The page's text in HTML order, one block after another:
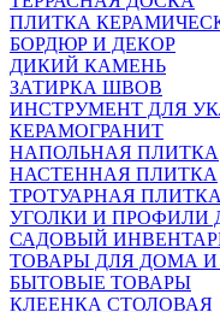
ПЛИТКА
БОРДЮР И ДЕКОР
ДИКИЙ КАМЕНЬ
ЗАТИРКА ШВОВ
ИНСТРУМЕНТ ДЛЯ
КЕРАМОГРАНИТ
НАПОЛЬНАЯ ПЛИТКА
НАСТЕННАЯ ПЛИТКА
ТРОТУАРНАЯ ПЛИТКА
УГОЛКИ И ПРОФИЛИ
САДОВЫЙ
ТОВАРЫ ДЛЯ ДОМА И
БЫТОВЫЕ ТОВАРЫ
КЛЕЕНКА СТОЛОВАЯ